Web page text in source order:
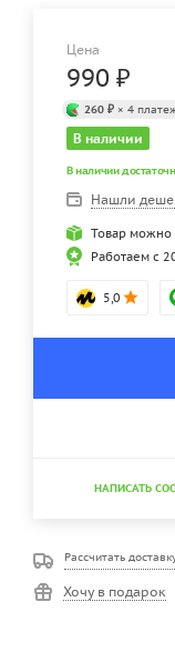
Цена
990 ₽
260 ₽ × 4
В наличии
В наличии
Нашли
Товар можно
Работаем с
5,0
НАПИСАТЬ
Рассчитать
Хочу в подарок